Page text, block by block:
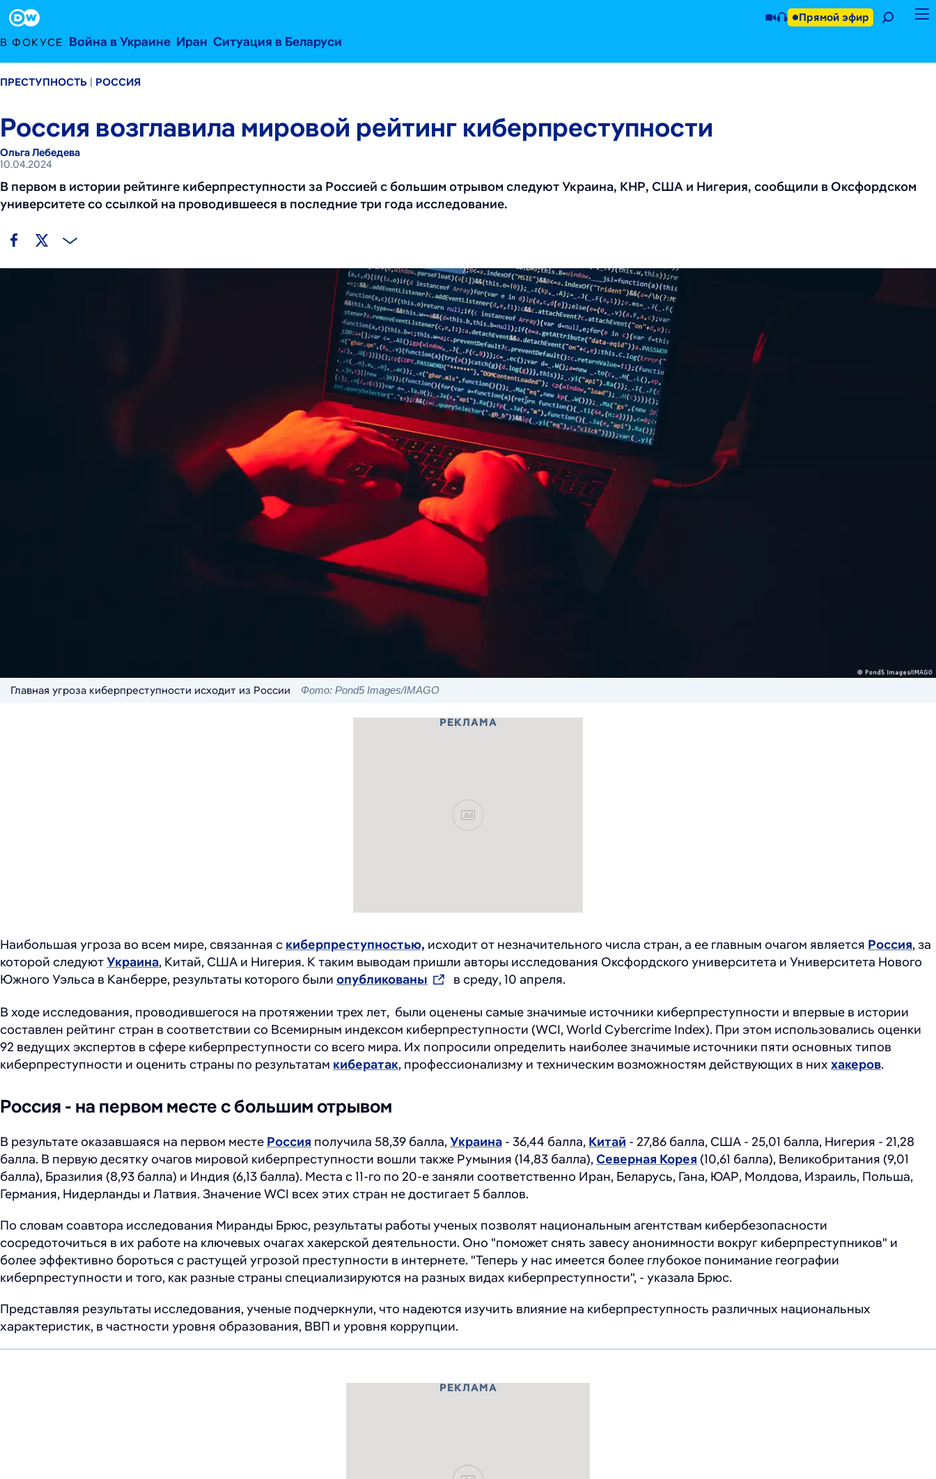
В ФОКУСЕ Война в Украине Иран Ситуация в Беларуси
Прямой эфир
ПРЕСТУПНОСТЬ РОССИЯ
Россия возглавила мировой рейтинг киберпреступности
Ольга Лебедева
10.04.2024
В первом в истории рейтинге киберпреступности за Россией с большим отрывом следуют Украина, КНР, США и Нигерия, сообщили в Оксфордском
университете со ссылкой на проводившееся в последние три года исследование.
Главная угроза киберпреступности исходит из России Фото: Pond5 Images/IMAGO
РЕКЛАМА
Ad
Наибольшая угроза во всем мире, связанная с киберпреступностью, исходит от незначительного числа стран, а ее главным очагом является Россия, за
которой следуютУкраина, Китай, США и Нигерия. К таким выводам пришли авторы исследования Оксфордского университета и Университета Нового
Южного Уэльса в Канберре, результаты которого были опубликованы в среду, 10 апреля.
В ходе исследования, проводившегося на протяжении трех лет, были оценены самые значимые источники киберпреступности и впервые в истории
составлен рейтинг стран в соответствии со Всемирным индексом киберпреступности (WCI, World Cybercrime Index). При этом использовались оценки
92 ведущих экспертов в сфере киберпреступности со всего мира. Их попросили определить наиболее значимые источники пяти основных типов
киберпреступности и оценить страны по результатам кибератак, профессионализму и техническим возможностям действующих в них хакеров.
Россия - на первом месте с большим отрывом
В результате оказавшаяся на первом месте Россия получила 58,39 балла,Украина - 36,44 балла, Китай - 27,86 балла, США - 25,01 балла, Нигерия - 21,28
балла. В первую десятку очагов мировой киберпреступности вошли также Румыния (14,83 балла), Северная Корея (10,61 балла), Великобритания (9,01
балла), Бразилия (8,93 балла) и Индия (6,13 балла). Места с 11-го по 20-е заняли соответственно Иран, Беларусь, Гана, ЮАР, Молдова, Израиль, Польша,
Германия, Нидерланды и Латвия. Значение WCI всех этих стран не достигает 5 баллов.
По словам соавтора исследования Миранды Брюс, результаты работы ученых позволят национальным агентствам кибербезопасности
сосредоточиться в их работе на ключевых очагах хакерской деятельности. Оно "поможет снять завесу анонимности вокруг киберпреступников" и
более эффективно бороться с растущей угрозой преступности в интернете. "Теперь у нас имеется более глубокое понимание географии
киберпреступности и того, как разные страны специализируются на разных видах киберпреступности", - указала Брюс.
Представляя результаты исследования, ученые подчеркнули, что надеются изучить влияние на киберпреступность различных национальных
характеристик, в частности уровня образования, ВВП и уровня коррупции.
РЕКЛАМА
Footer